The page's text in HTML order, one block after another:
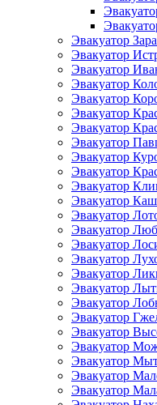
Эвакуатор
Эвакуатор
Эвакуатор
Эвакуатор
Эвакуатор
Эвакуатор
Эвакуатор
Эвакуатор
Эвакуатор
Эвакуатор
Эвакуатор
Эвакуатор
Эвакуатор
Эвакуатор
Эвакуатор
Эвакуатор
Эвакуатор
Эвакуатор
Эвакуатор
Эвакуатор
Эвакуатор
Эвакуатор
Эвакуатор
Эвакуатор
Эвакуатор